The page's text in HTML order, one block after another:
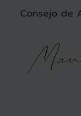
Consejo de